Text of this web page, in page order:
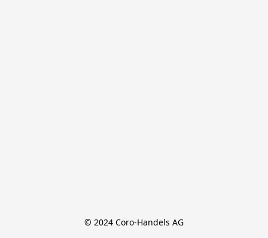
© 2024 Coro-Handels AG